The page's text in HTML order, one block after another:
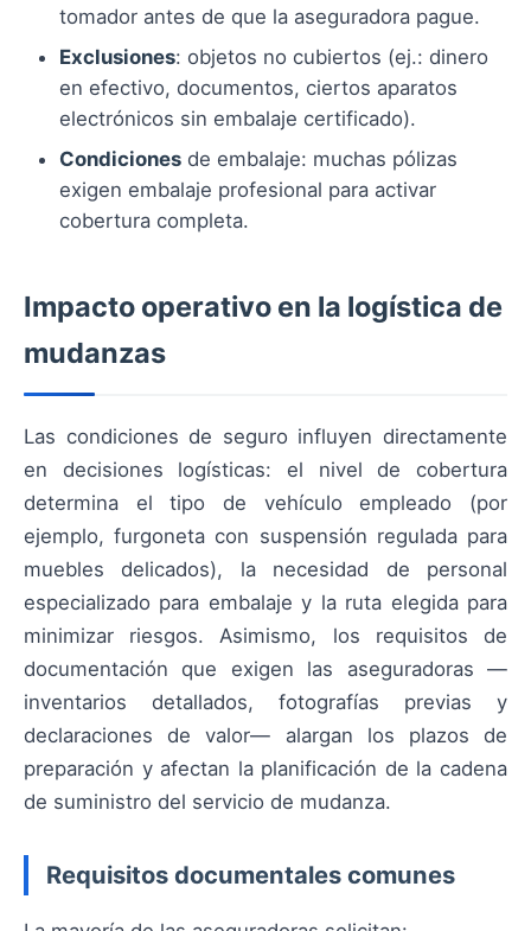
tomador antes de que la aseguradora pague.
Exclusiones: objetos no cubiertos (ej.: dinero
en efectivo, documentos, ciertos aparatos
electrónicos sin embalaje certificado).
Condiciones de embalaje: muchas pólizas
exigen embalaje profesional para activar
cobertura completa.
Impacto operativo en la logística de
mudanzas
Las condiciones de seguro influyen directamente
en decisiones logísticas: el nivel de cobertura
determina el tipo de vehículo empleado (por
ejemplo, furgoneta con suspensión regulada para
muebles delicados), la necesidad de personal
especializado para embalaje y la ruta elegida para
minimizar riesgos. Asimismo, los requisitos de
documentación que exigen las aseguradoras —
inventarios detallados, fotografías previas y
declaraciones de valor— alargan los plazos de
preparación y afectan la planificación de la cadena
de suministro del servicio de mudanza.
Requisitos documentales comunes